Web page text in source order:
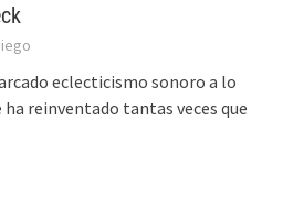
eclecticismo sonoro a lo
ha reinventado tantas veces que